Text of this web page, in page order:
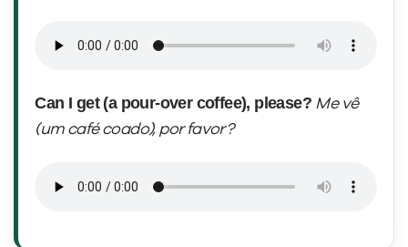
Can I get (a pour-over coffee), please? Me vê
(um café coado), por favor?